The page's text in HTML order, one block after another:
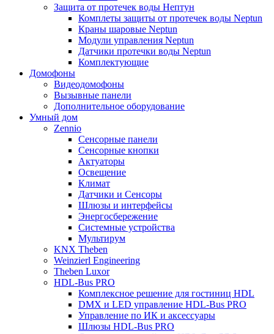
Защита от протечек воды Нептун
Комплеты защиты от протечек воды Neptun
Краны шаровые Neptun
Модули управления Neptun
Датчики протечки воды Neptun
Комплектующие
Домофоны
Видеодомофоны
Вызывные панели
Дополнительное оборудование
Умный дом
Zennio
Сенсорные панели
Сенсорные кнопки
Актуаторы
Освещение
Климат
Датчики и Сенсоры
Шлюзы и интерфейсы
Энергосбережение
Системные устройства
Мультирум
KNX Theben
Weinzierl Engineering
Theben Luxor
HDL-Bus PRO
Комплексное решение для гостиниц HDL
DMX и LED управление HDL-Bus PRO
Управление по ИК и аксессуары
Шлюзы HDL-Bus PRO